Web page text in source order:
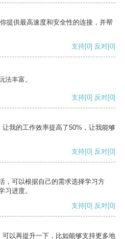
提供最高速度和安全性的连接，并帮
支持[0] 反对[0]
法丰富。
支持[0] 反对[0]
我的工作效率提高了50%，让我能够
支持[0] 反对[0]
，可以根据自己的需求选择学习方
习进度。
支持[0] 反对[0]
以再提升一下，比如能够支持更多地